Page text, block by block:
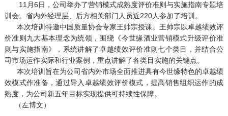
11月6日，公司举办了营销模式成熟度评价准则与实施指南专题培
训会。省内外经理层、后方相关部门人员近220人参加了培训。
本次培训特邀中国质量协会专家王帅宗授课。王帅宗以卓越绩效评
价准则九大基本理念为统领，围绕《今世缘酒业营销模式升级评价准
则与实施指南》，系统讲解了卓越绩效评价准则七个类目，并结合公
司市场运作实际和行业案例，重点讲解了各类目实施的关键点。
本次培训旨在为公司省内外市场全面推进具有今世缘特色的卓越绩
效模式作准备，通过导入卓越绩效评价模式，提高销售组织运作的成
熟度，为公司新五年目标实现提供可持续性保障。
（左博文）